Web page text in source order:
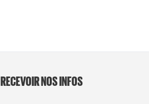
RECEVOIR NOS INFOS